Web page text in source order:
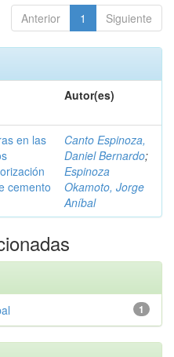
Anterior 1 Siguiente
Autor(es)
en las
cemento
Canto Espinoza,
Daniel Bernardo;
Espinoza
Okamoto, Jorge
Aníbal
1